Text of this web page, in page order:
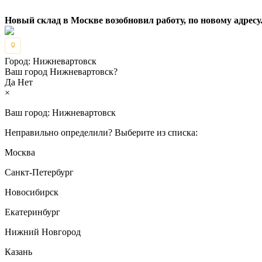
Новый склад в Москве возобновил работу, по новому
Город: Нижневартовск
Ваш город Нижневартовск?
Да Нет
×
Ваш город: Нижневартовск
Неправильно определили? Выберите из списка:
Москва
Санкт-Петербург
Новосибирск
Екатеринбург
Нижний Новгород
Казань